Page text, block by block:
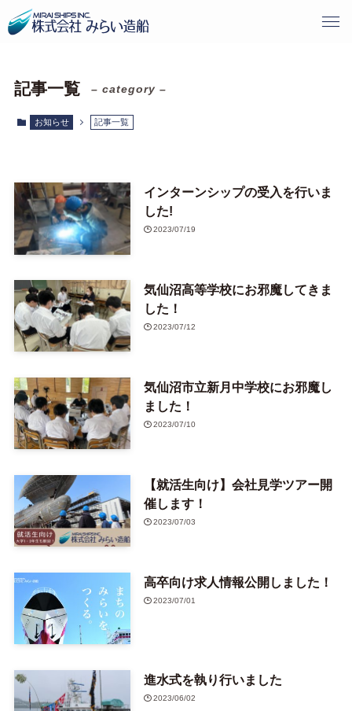
記事一覧 – category –
お知らせ 記事一覧
インターンシップの受入を行いま
した!
2023/07/19
気仙沼高等学校にお邪魔してきま
した！
2023/07/12
気仙沼市立新月中学校にお邪魔し
ました！
2023/07/10
【就活生向け】会社見学ツアー開
催します！
2023/07/03
高卒向け求人情報公開しました！
2023/07/01
進水式を執り行いました
2023/06/02